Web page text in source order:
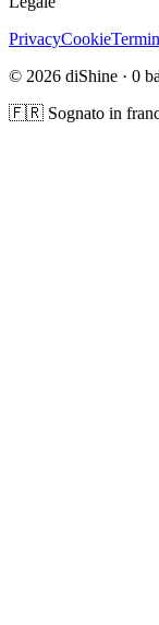
PrivacyCookie
© 2026 diShine · 0
🇫🇷 Sognato in